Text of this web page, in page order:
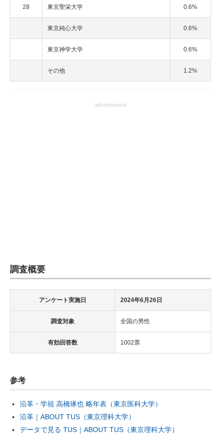
28 東京聖栄大学 0.6%
東京純心大学 0.6%
東京神学大学 0.6%
その他 1.2%
advertisement
調査概要
アンケート実施日 2024年6月26日
調査対象 全国の男性
有効回答数 1002票
参考
沿革・学祖 高橋琢也 略年表（東京医科大学）
沿革｜ABOUT TUS（東京理科大学）
データで見る TUS｜ABOUT TUS（東京理科大学）